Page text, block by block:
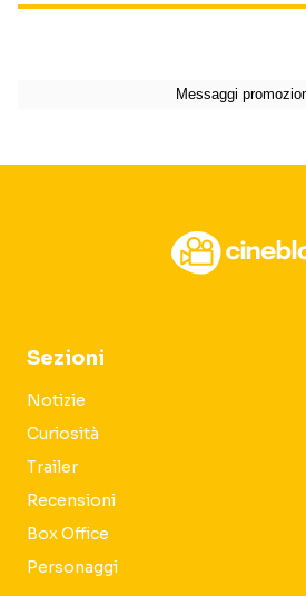
Sezioni
Notizie
Curiosità
Trailer
Recensioni
Box Office
Personaggi